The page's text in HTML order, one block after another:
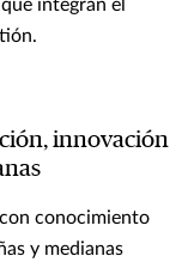
integran el
innovación
conocimiento
y medianas